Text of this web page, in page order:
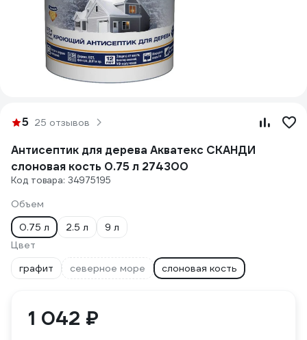
5 25 отзывов
Антисептик для дерева Акватекс СКАНДИ
слоновая кость 0.75 л 274300
Код товара: 34975195
Объем
0.75 л
2.5 л
9 л
Цвет
графит
северное море слоновая кость
1 042 ₽